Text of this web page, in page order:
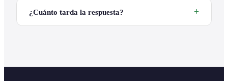
¿Cuánto tarda la respuesta?